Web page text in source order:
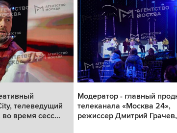
телеведущий
время сесс...
Модератор - главный
телеканала «Москва 24»,
режиссер Дмитрий